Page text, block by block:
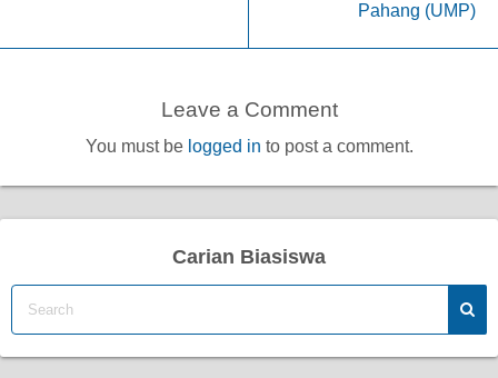
Pahang (UMP)
Leave a Comment
You must be logged in to post a comment.
Carian Biasiswa